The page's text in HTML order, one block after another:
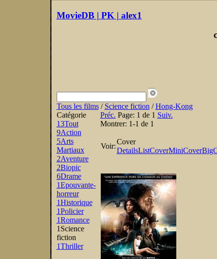
MovieDB | PK | alex1
Tous les films/ Science fiction/Hong-Kong
Catégorie
13Tout
9Action
5Arts
Martiaux
2Aventure
2Biopic
6Drame
1Epouvante-
horreur
1Historique
1Policier
1Romance
1Science
fiction
1Thriller
Préc. Page: 1 de 1 Suiv.
Montrer: 1-1 de 1
Voir:
Cover
DetailsListCoverMiniCover